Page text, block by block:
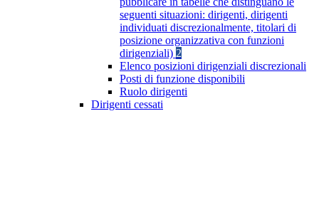
seguenti situazioni: dirigenti, dirigenti
individuati discrezionalmente, titolari di
posizione organizzativa con funzioni
dirigenziali) 2
Elenco posizioni dirigenziali discrezionali
Posti di funzione disponibili
Ruolo dirigenti
Dirigenti cessati